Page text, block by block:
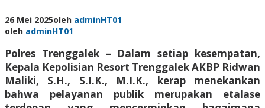
26 Mei 2025oleh adminHT01
oleh adminHT01
Polres Trenggalek – Dalam setiap kesempatan,
Kepala Kepolisian Resort Trenggalek AKBP Ridwan
Maliki, S.H., S.I.K., M.I.K., kerap menekankan
bahwa pelayanan publik merupakan etalase